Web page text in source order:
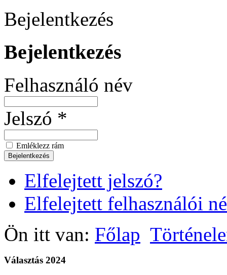
Bejelentkezés
Bejelentkezés
Felhasználó név
Jelszó *
Emléklezz rám
Elfelejtett jelszó?
Elfelejtett felhasználói
Ön itt van: Főlap
Választás 2024